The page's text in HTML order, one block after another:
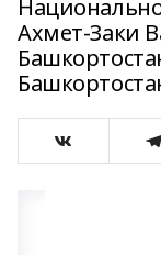
Ахмет-Заки